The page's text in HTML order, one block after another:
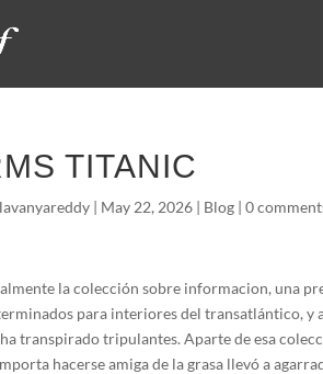
TITANIC
lavanyareddy | May 22, 2026 | Blog |0
la colección sobre informacion, una
para interiores del transatlántico, y
transpirado tripulantes. Aparte de esa
hacerse amiga de la grasa llevó a